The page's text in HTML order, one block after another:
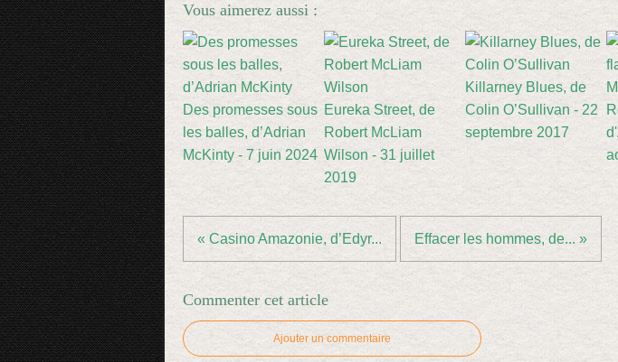
Vous aimerez aussi :
Des promesses sous
les balles, d’Adrian
McKinty - 7 juin 2024
Eureka Street, de
Robert McLiam
Wilson - 31 juillet
2019
Killarney Blues, de
Colin O’Sullivan - 22
septembre 2017
« Casino Amazonie, d’Edyr... Effacer les hommes, de... »
Commenter cet article
Ajouter un commentaire